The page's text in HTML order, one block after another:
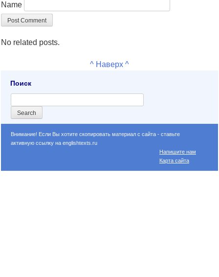
Name
No related posts.
^ Наверх ^
Поиск
Внимание! Если Вы хотите скопировать материал с сайта - ставьте
активную ссылку на englishtexts.ru
Напишите нам
Карта сайта